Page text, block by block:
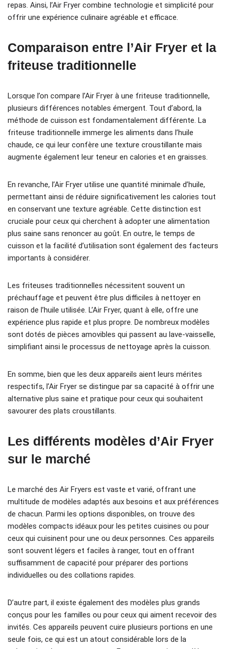
repas. Ainsi, l’Air Fryer combine technologie et simplicité pour
offrir une expérience culinaire agréable et efficace.
Comparaison entre l’Air Fryer et la
friteuse traditionnelle
Lorsque l’on compare l’Air Fryer à une friteuse traditionnelle,
plusieurs différences notables émergent. Tout d’abord, la
méthode de cuisson est fondamentalement différente. La
friteuse traditionnelle immerge les aliments dans l’huile
chaude, ce qui leur confère une texture croustillante mais
augmente également leur teneur en calories et en graisses.
En revanche, l’Air Fryer utilise une quantité minimale d’huile,
permettant ainsi de réduire significativement les calories tout
en conservant une texture agréable. Cette distinction est
cruciale pour ceux qui cherchent à adopter une alimentation
plus saine sans renoncer au goût. En outre, le temps de
cuisson et la facilité d’utilisation sont également des facteurs
importants à considérer.
Les friteuses traditionnelles nécessitent souvent un
préchauffage et peuvent être plus difficiles à nettoyer en
raison de l’huile utilisée. L’Air Fryer, quant à elle, offre une
expérience plus rapide et plus propre. De nombreux modèles
sont dotés de pièces amovibles qui passent au lave-vaisselle,
simplifiant ainsi le processus de nettoyage après la cuisson.
En somme, bien que les deux appareils aient leurs mérites
respectifs, l’Air Fryer se distingue par sa capacité à offrir une
alternative plus saine et pratique pour ceux qui souhaitent
savourer des plats croustillants.
Les différents modèles d’Air Fryer
sur le marché
Le marché des Air Fryers est vaste et varié, offrant une
multitude de modèles adaptés aux besoins et aux préférences
de chacun. Parmi les options disponibles, on trouve des
modèles compacts idéaux pour les petites cuisines ou pour
ceux qui cuisinent pour une ou deux personnes. Ces appareils
sont souvent légers et faciles à ranger, tout en offrant
suffisamment de capacité pour préparer des portions
individuelles ou des collations rapides.
D’autre part, il existe également des modèles plus grands
conçus pour les familles ou pour ceux qui aiment recevoir des
invités. Ces appareils peuvent cuire plusieurs portions en une
seule fois, ce qui est un atout considérable lors de la